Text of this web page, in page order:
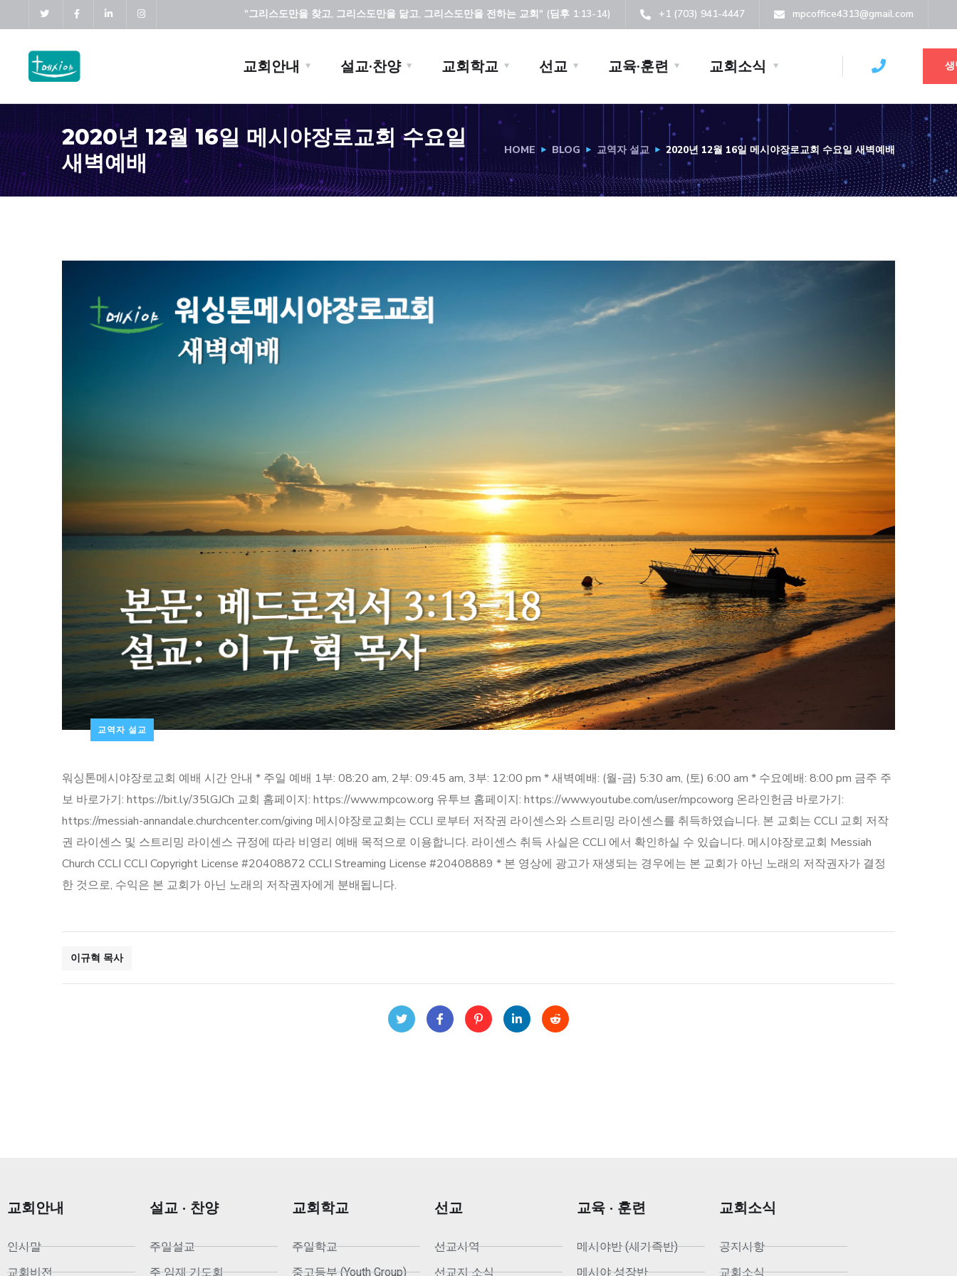
+1 (703) 941-4447 mpcoffice4313@gmail.com
"그리스도만을 찾고, 그리스도만을 닮고, 그리스도만을 전하는 교회" (딤후 1:13-14)
교회안내 설교·찬양 교회학교 선교 교육·훈련 교회소식
2020년 12월 16일 메시야장로교회 수요일
새벽예배
HOME BLOG 교역자 설교 2020년 12월 16일 메시야장로교회 수요일 새벽예배
교역자 설교
워싱톤메시야장로교회 예배 시간 안내 * 주일 예배 1부: 08:20 am, 2부: 09:45 am, 3부: 12:00 pm * 새벽예배: (월-금) 5:30 am, (토) 6:00 am * 수요예배: 8:00 pm 금주 주
보 바로가기: https://bit.ly/35lGJCh 교회 홈페이지: https://www.mpcow.org 유투브 홈페이지: https://www.youtube.com/user/mpcoworg 온라인헌금 바로가기:
https://messiah-annandale.churchcenter.com/giving 메시야장로교회는 CCLI 로부터 저작권 라이센스와 스트리밍 라이센스를 취득하였습니다. 본 교회는 CCLI 교회 저작
권 라이센스 및 스트리밍 라이센스 규정에 따라 비영리 예배 목적으로 이용합니다. 라이센스 취득 사실은 CCLI 에서 확인하실 수 있습니다. 메시야장로교회 Messiah
Church CCLI CCLI Copyright License #20408872 CCLI Streaming License #20408889 * 본 영상에 광고가 재생되는 경우에는 본 교회가 아닌 노래의 저작권자가 결정
한 것으로, 수익은 본 교회가 아닌 노래의 저작권자에게 분배됩니다.
이규혁 목사
교회안내
인사말
교회비전
설교 · 찬양
주일설교
주 임재 기도회
교회학교
주일학교
중고등부 (Youth Group)
선교
선교사역
선교지 소식
교육 · 훈련
메시야반 (새가족반)
메시야 성장반
교회소식
공지사항
교회소식